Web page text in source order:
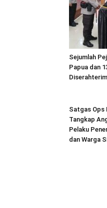
Sejumlah
Papua dan
Satgas Ops
Tangkap
Pelaku
dan Warga